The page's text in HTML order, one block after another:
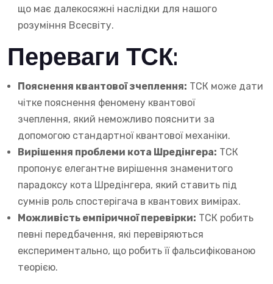
що має далекосяжні наслідки для нашого
розуміння Всесвіту.
Переваги ТСК:
Пояснення квантової зчеплення: ТСК може дати
чітке пояснення феномену квантової
зчеплення, який неможливо пояснити за
допомогою стандартної квантової механіки.
Вирішення проблеми кота Шредінгера: ТСК
пропонує елегантне вирішення знаменитого
парадоксу кота Шредінгера, який ставить під
сумнів роль спостерігача в квантових вимірах.
Можливість емпіричної перевірки: ТСК робить
певні передбачення, які перевіряються
експериментально, що робить її фальсифікованою
теорією.